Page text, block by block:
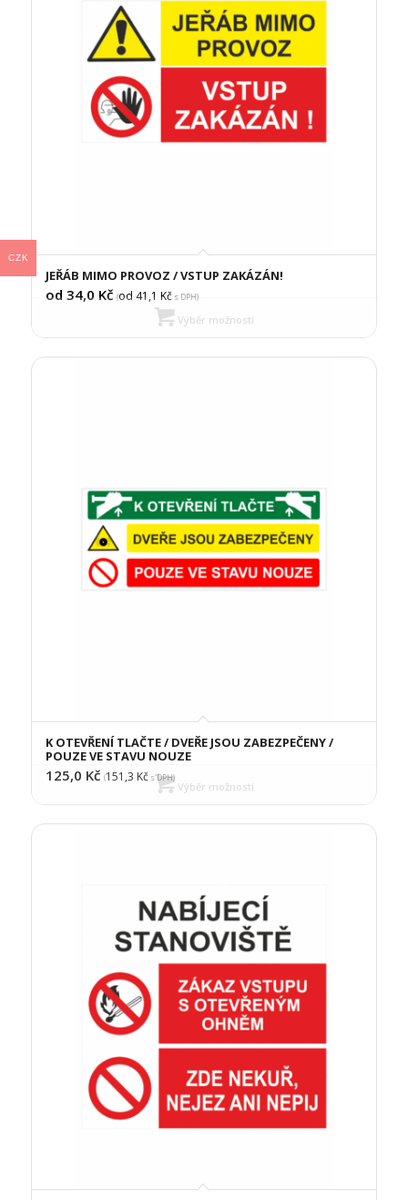
JEŘÁB MIMO PROVOZ / VSTUP ZAKÁZÁN!
od 34,0 Kč (od 41,1 Kčs DPH)
Výběr možností
K OTEVŘENÍ TLAČTE / DVEŘE JSOU ZABEZPEČENY /
POUZE VE STAVU NOUZE
125,0 Kč (151,3 Kčs DPH)
Výběr možností
CZK